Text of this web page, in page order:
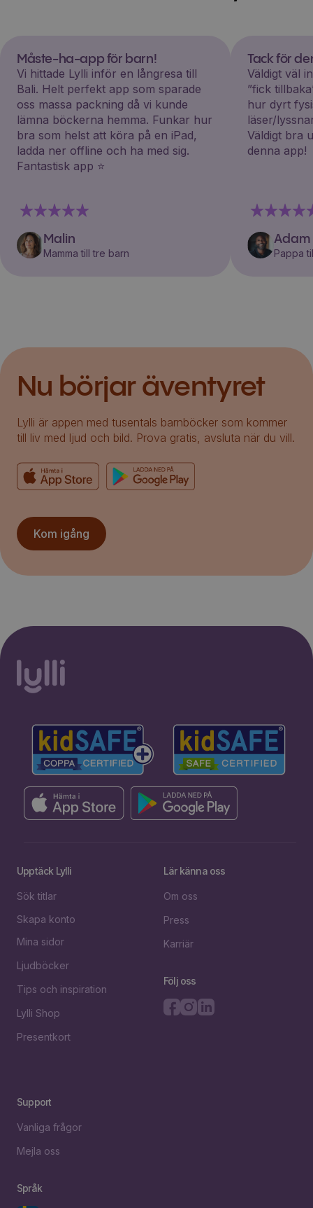
Måste-ha-app för barn!
Vi hittade Lylli inför en långresa till
Bali. Helt perfekt app som sparade
oss massa packning då vi kunde
lämna böckerna hemma. Funkar hur
bra som helst att köra på en iPad,
ladda ner offline och ha med sig.
Fantastisk app ⭐️
Malin
Mamma till tre barn
Tack för
Väldigt väl
”fick
hur dyrt
läser/
Väldigt bra
denna app!
Adam
Pappa
Nu börjar äventyret
Lylli är appen med tusentals barnböcker som kommer
till liv med ljud och bild. Prova gratis, avsluta när du vill.
Kom igång
Upptäck Lylli
Sök titlar
Skapa konto
Mina sidor
Ljudböcker
Tips och inspiration
Lylli Shop
Presentkort
Lär känna oss
Om oss
Press
Karriär
Följ oss
Support
Vanliga frågor
Mejla oss
Språk